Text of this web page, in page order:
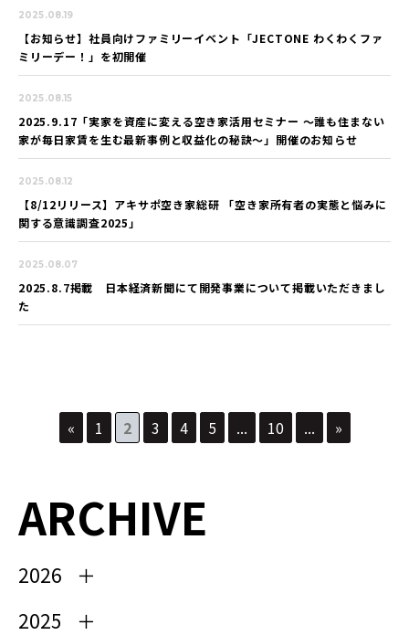
2025.08.19
【お知らせ】社員向けファミリーイベント「JECTONE わくわくファ
ミリーデー！」を初開催
2025.08.15
2025.9.17「実家を資産に変える空き家活用セミナー 〜誰も住まない
家が毎日家賃を生む最新事例と収益化の秘訣〜」開催のお知らせ
2025.08.12
【8/12リリース】アキサポ空き家総研 「空き家所有者の実態と悩みに
関する意識調査2025」
2025.08.07
2025.8.7掲載 日本経済新聞にて開発事業について掲載いただきまし
た
« 1 2 3 4 5 ... 10 ... »
ARCHIVE
2026
2025